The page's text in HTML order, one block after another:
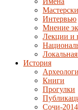
Интервью
Мнение
Лекции и
История
Книги
Прогулки
Сочи-2014